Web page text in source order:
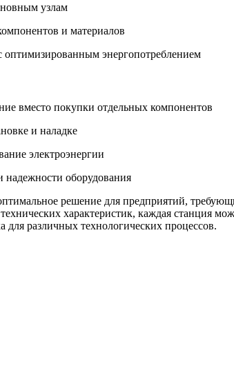
узлам
и материалов
оптимизированным энергопотреблением
вместо покупки отдельных компонентов
и наладке
электроэнергии
надежности оборудования
решение для предприятий,
характеристик, каждая станция
для различных технологических процессов.